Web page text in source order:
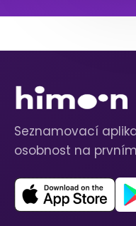
Seznamovací
osobnost na